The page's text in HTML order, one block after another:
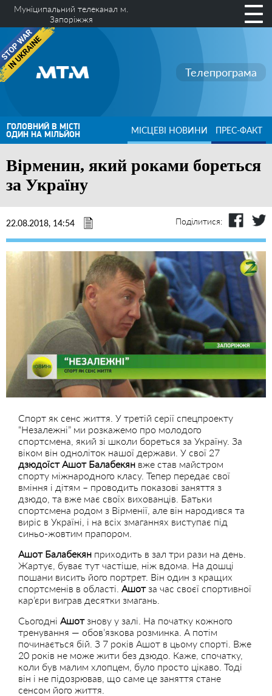
Муніципальний телеканал м.
Запоріжжя
Телепрограма
ГОЛОВНИЙ В МІСТІ
ОДИН НА МІЛЬЙОН МІСЦЕВІ НОВИНИ ПРЕС-ФАКТ
Вірменин, який роками бореться
за Україну
22.08.2018, 14:54 Поділитися:
Спорт як сенс життя. У третій серії спецпроекту
“Незалежні” ми розкажемо про молодого
спортсмена, який зі школи бореться за Україну. За
віком він одноліток нашої держави. У свої 27
дзюдоїст Ашот Балабекян вже став майстром
спорту міжнародного класу. Тепер передає свої
вміння і дітям – проводить показові заняття з
дзюдо, та вже має своїх вихованців. Батьки
спортсмена родом з Вірменії, але він народився та
виріс в Україні, і на всіх змаганнях виступає під
синьо-жовтим прапором.
Ашот Балабекян приходить в зал три рази на день.
Жартує, буває тут частіше, ніж вдома. На дошці
пошани висить його портрет. Він один з кращих
спортсменів в області. Ашотза час своєї спортивної
кар’єри виграв десятки змагань.
Сьогодні Ашот знову у залі. На початку кожного
тренування — обов’язкова розминка. А потім
починається бій. З 7 років Ашот в цьому спорті. Вже
20 років не може жити без дзюдо. Каже, спочатку,
коли був малим хлопцем, було просто цікаво. Тоді
він і не підозрював, що саме це заняття стане
сенсом його життя.